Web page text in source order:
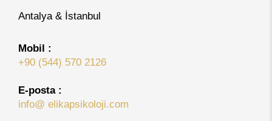
Antalya & İstanbul
Mobil :
+90 (544) 570 2126
E-posta :
info@ elikapsikoloji.com